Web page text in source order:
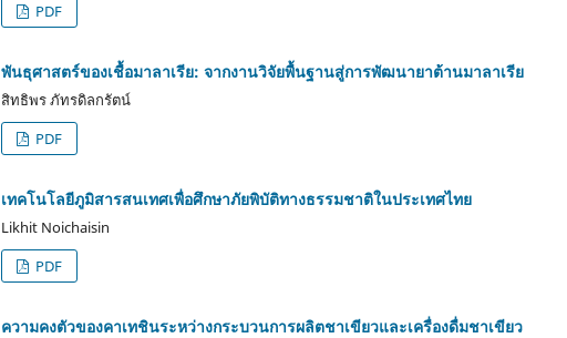
PDF
พันธุศาสตร์ของเชื้อมาลาเรีย: จากงานวิจัยพื้นฐานสู่การพัฒนายาต้านมาลาเรีย
สิทธิพร ภัทรดิลกรัตน์
PDF
เทคโนโลยีภูมิสารสนเทศเพื่อศึกษาภัยพิบัติทางธรรมชาติในประเทศไทย
Likhit Noichaisin
PDF
ความคงตัวของคาเทชินระหว่างกระบวนการผลิตชาเขียวและเครื่องดื่มชาเขียว